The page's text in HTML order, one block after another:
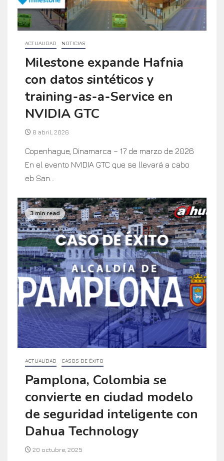
ACTUALIDAD NOTICIAS
Milestone expande Hafnia
con datos sintéticos y
training-as-a-Service en
NVIDIA GTC
8 abril, 2026
Copenhague, Dinamarca – 17 de marzo de 2026
En el evento NVIDIA GTC que se llevará a cabo
eb San...
3 min read
ACTUALIDAD CASOS DE ÉXITO
Pamplona, Colombia se
convierte en ciudad modelo
de seguridad inteligente con
Dahua Technology
20 octubre, 2025